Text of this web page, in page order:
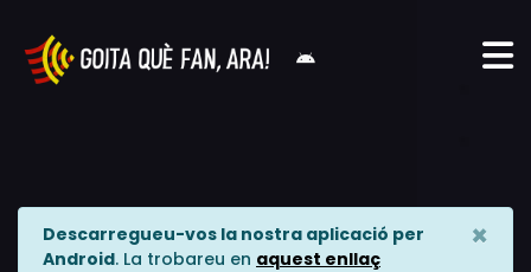
Descarregueu-vos la nostra aplicació per
Android. La trobareu en aquest enllaç
×